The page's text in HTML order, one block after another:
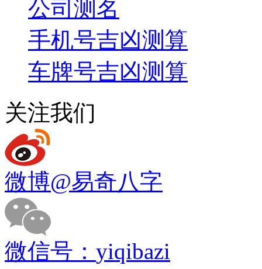
公司测名
手机号吉凶测算
车牌号吉凶测算
关注我们
微博@易奇八字
微信号： yiqibazi